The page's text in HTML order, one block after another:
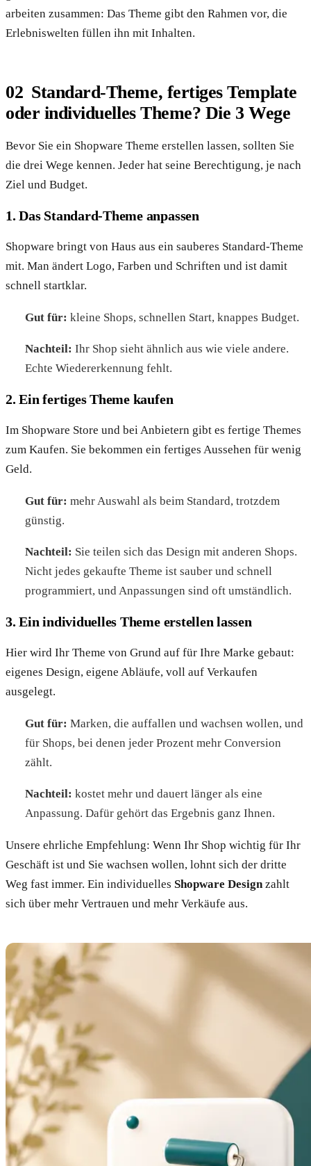
arbeiten zusammen: Das Theme gibt den Rahmen vor, die
Erlebniswelten füllen ihn mit Inhalten.
Standard-Theme, fertiges Template
oder individuelles Theme? Die 3 Wege
Bevor Sie ein Shopware Theme erstellen lassen, sollten Sie
die drei Wege kennen. Jeder hat seine Berechtigung, je nach
Ziel und Budget.
1. Das Standard-Theme anpassen
Shopware bringt von Haus aus ein sauberes Standard-Theme
mit. Man ändert Logo, Farben und Schriften und ist damit
schnell startklar.
Gut für: kleine Shops, schnellen Start, knappes Budget.
Nachteil: Ihr Shop sieht ähnlich aus wie viele andere.
Echte Wiedererkennung fehlt.
2. Ein fertiges Theme kaufen
Im Shopware Store und bei Anbietern gibt es fertige Themes
zum Kaufen. Sie bekommen ein fertiges Aussehen für wenig
Geld.
Gut für: mehr Auswahl als beim Standard, trotzdem
günstig.
Nachteil: Sie teilen sich das Design mit anderen Shops.
Nicht jedes gekaufte Theme ist sauber und schnell
programmiert, und Anpassungen sind oft umständlich.
3. Ein individuelles Theme erstellen lassen
Hier wird Ihr Theme von Grund auf für Ihre Marke gebaut:
eigenes Design, eigene Abläufe, voll auf Verkaufen
ausgelegt.
Gut für: Marken, die auffallen und wachsen wollen, und
für Shops, bei denen jeder Prozent mehr Conversion
zählt.
Nachteil: kostet mehr und dauert länger als eine
Anpassung. Dafür gehört das Ergebnis ganz Ihnen.
Unsere ehrliche Empfehlung: Wenn Ihr Shop wichtig für Ihr
Geschäft ist und Sie wachsen wollen, lohnt sich der dritte
Weg fast immer. Ein individuelles Shopware Designzahlt
sich über mehr Vertrauen und mehr Verkäufe aus.